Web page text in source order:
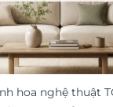
hoa nghệ thuật